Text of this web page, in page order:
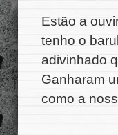
Estão a
tenho o
adivinhado
Ganharam
como a